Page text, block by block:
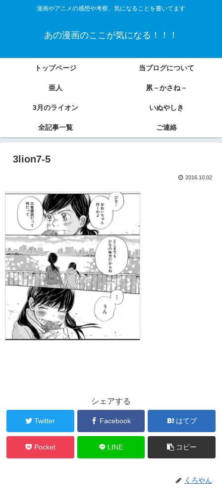
漫画やアニメの感想や考察、気になることを書いてます
あの漫画のここが気になる！！！
トップページ 当ブログについて
亜人 累－かさね－
3月のライオン いぬやしき
全記事一覧 ご連絡
3lion7-5
2016.10.02
シェアする
Twitter Facebook はてブ
Pocket LINE コピー
くろやん